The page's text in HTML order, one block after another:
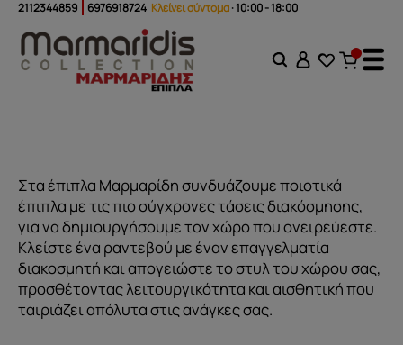
2112344859 6976918724 Κλείνει σύντομα· 10:00 - 18:00
Στα έπιπλα Μαρμαρίδη συνδυάζουμε ποιοτικά
έπιπλα με τις πιο σύγχρονες τάσεις διακόσμησης,
για να δημιουργήσουμε τον χώρο που ονειρεύεστε.
Κλείστε ένα ραντεβού με έναν επαγγελματία
διακοσμητή και απογειώστε το στυλ του χώρου σας,
προσθέτοντας λειτουργικότητα και αισθητική που
ταιριάζει απόλυτα στις ανάγκες σας.